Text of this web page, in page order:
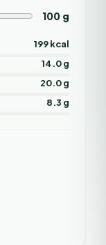
100g
199 kcal
14.0 g
20.0 g
8.3 g